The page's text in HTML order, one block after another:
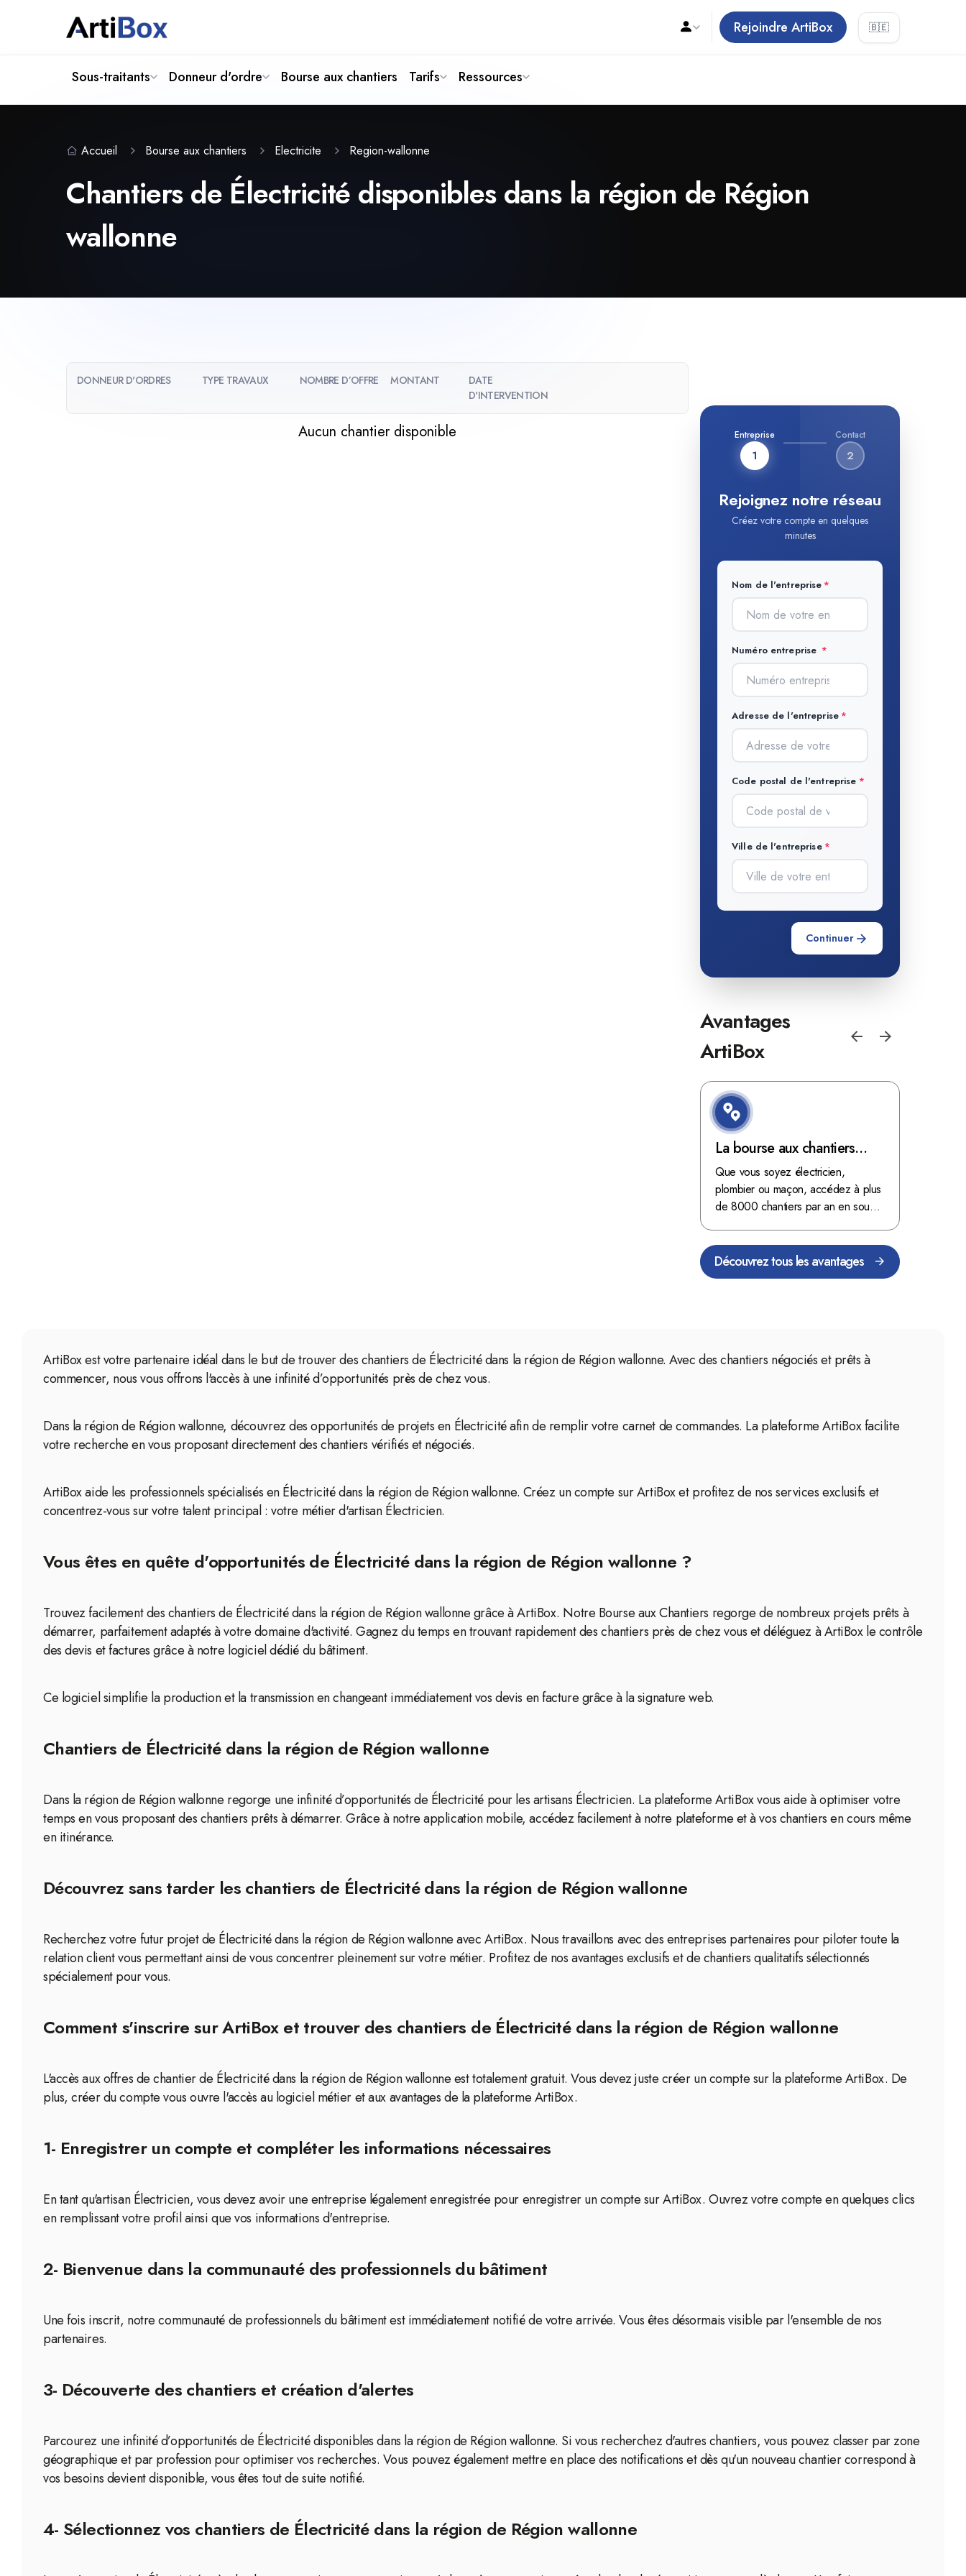
Rejoindre ArtiBox 🇧🇪
Sous-traitants Donneur d'ordre Bourse aux chantiers Tarifs Ressources
Accueil Bourse aux chantiers Electricite Region-wallonne
Chantiers de Électricité disponibles dans la région de Région
wallonne
DONNEUR D'ORDRES TYPE TRAVAUX NOMBRE D’OFFRE MONTANT
DATE
D'INTERVENTION
Aucun chantier disponible Entreprise
1
Contact
2
Rejoignez notre réseau
Créez votre compte en quelques
minutes
Nom de l'entreprise
Numéro entreprise
Adresse de l'entreprise
Code postal de l'entreprise
Ville de l'entreprise
Continuer
Avantages
ArtiBox
La bourse aux chantiers
d'ArtiBox Belgique, véritable
mine d'or !
Que vous soyez électricien,
plombier ou maçon, accédez à plus
de 8000 chantiers par an en sous-
Découvrez tous les avantages
ArtiBox est votre partenaire idéal dans le but de trouver des chantiers de Électricité dans la région de Région wallonne. Avec des chantiers négociés et prêts à
commencer, nous vous offrons l'accès à une infinité d’opportunités près de chez vous.
Dans la région de Région wallonne, découvrez des opportunités de projets en Électricité afin de remplir votre carnet de commandes. La plateforme ArtiBox facilite
votre recherche en vous proposant directement des chantiers vérifiés et négociés.
ArtiBox aide les professionnels spécialisés en Électricité dans la région de Région wallonne. Créez un compte sur ArtiBox et profitez de nos services exclusifs et
concentrez-vous sur votre talent principal : votre métier d'artisan Électricien.
Vous êtes en quête d'opportunités de Électricité dans la région de Région wallonne ?
Trouvez facilement des chantiers de Électricité dans la région de Région wallonne grâce à ArtiBox. Notre Bourse aux Chantiers regorge de nombreux projets prêts à
démarrer, parfaitement adaptés à votre domaine d'activité. Gagnez du temps en trouvant rapidement des chantiers près de chez vous et déléguez à ArtiBox le contrôle
des devis et factures grâce à notre logiciel dédié du bâtiment.
Ce logiciel simplifie la production et la transmission en changeant immédiatement vos devis en facture grâce à la signature web.
Chantiers de Électricité dans la région de Région wallonne
Dans la région de Région wallonne regorge une infinité d’opportunités de Électricité pour les artisans Électricien. La plateforme ArtiBox vous aide à optimiser votre
temps en vous proposant des chantiers prêts à démarrer. Grâce à notre application mobile, accédez facilement à notre plateforme et à vos chantiers en cours même
en itinérance.
Découvrez sans tarder les chantiers de Électricité dans la région de Région wallonne
Recherchez votre futur projet de Électricité dans la région de Région wallonne avec ArtiBox. Nous travaillons avec des entreprises partenaires pour piloter toute la
relation client vous permettant ainsi de vous concentrer pleinement sur votre métier. Profitez de nos avantages exclusifs et de chantiers qualitatifs sélectionnés
spécialement pour vous.
Comment s'inscrire sur ArtiBox et trouver des chantiers de Électricité dans la région de Région wallonne
L'accès aux offres de chantier de Électricité dans la région de Région wallonne est totalement gratuit. Vous devez juste créer un compte sur la plateforme ArtiBox. De
plus, créer du compte vous ouvre l'accès au logiciel métier et aux avantages de la plateforme ArtiBox.
1- Enregistrer un compte et compléter les informations nécessaires
En tant qu'artisan Électricien, vous devez avoir une entreprise légalement enregistrée pour enregistrer un compte sur ArtiBox. Ouvrez votre compte en quelques clics
en remplissant votre profil ainsi que vos informations d'entreprise.
2- Bienvenue dans la communauté des professionnels du bâtiment
Une fois inscrit, notre communauté de professionnels du bâtiment est immédiatement notifié de votre arrivée. Vous êtes désormais visible par l'ensemble de nos
partenaires.
3- Découverte des chantiers et création d'alertes
Parcourez une infinité d’opportunités de Électricité disponibles dans la région de Région wallonne. Si vous recherchez d'autres chantiers, vous pouvez classer par zone
géographique et par profession pour optimiser vos recherches. Vous pouvez également mettre en place des notifications et dès qu'un nouveau chantier correspond à
vos besoins devient disponible, vous êtes tout de suite notifié.
4- Sélectionnez vos chantiers de Électricité dans la région de Région wallonne